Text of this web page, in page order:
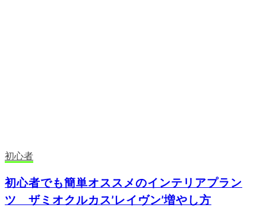
初心者
初心者でも簡単オススメのインテリアプラン
ツ ザミオクルカス’レイヴン’増やし方